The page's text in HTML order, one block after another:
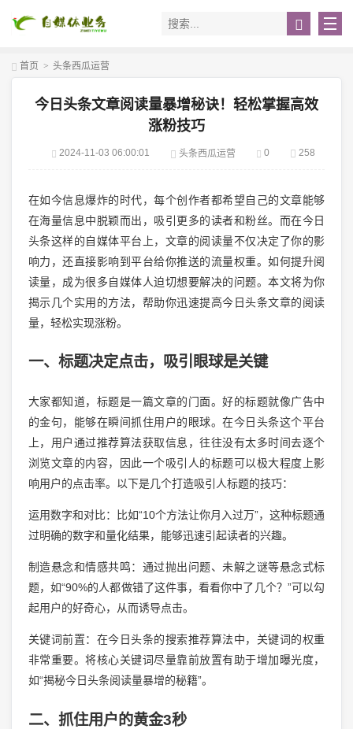
首页 > 头条西瓜运营
今日头条文章阅读量暴增秘诀！轻松掌握高效
涨粉技巧
2024-11-03 06:00:01 头条西瓜运营 0 258
在如今信息爆炸的时代，每个创作者都希望自己的文章能够
在海量信息中脱颖而出，吸引更多的读者和粉丝。而在今日
头条这样的自媒体平台上，文章的阅读量不仅决定了你的影
响力，还直接影响到平台给你推送的流量权重。如何提升阅
读量，成为很多自媒体人迫切想要解决的问题。本文将为你
揭示几个实用的方法，帮助你迅速提高今日头条文章的阅读
量，轻松实现涨粉。
一、标题决定点击，吸引眼球是关键
大家都知道，标题是一篇文章的门面。好的标题就像广告中
的金句，能够在瞬间抓住用户的眼球。在今日头条这个平台
上，用户通过推荐算法获取信息，往往没有太多时间去逐个
浏览文章的内容，因此一个吸引人的标题可以极大程度上影
响用户的点击率。以下是几个打造吸引人标题的技巧：
运用数字和对比：比如“10个方法让你月入过万”，这种标题通
过明确的数字和量化结果，能够迅速引起读者的兴趣。
制造悬念和情感共鸣：通过抛出问题、未解之谜等悬念式标
题，如“90%的人都做错了这件事，看看你中了几个？”可以勾
起用户的好奇心，从而诱导点击。
关键词前置：在今日头条的搜索推荐算法中，关键词的权重
非常重要。将核心关键词尽量靠前放置有助于增加曝光度，
如“揭秘今日头条阅读量暴增的秘籍”。
二、抓住用户的黄金3秒